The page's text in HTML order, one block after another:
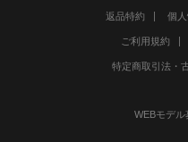
返品特約 個
ご利用規約
特定商取引法・
WEBモデル